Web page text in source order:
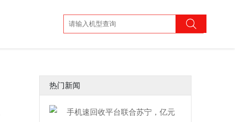
热门新闻
手机速回收平台联合苏宁，亿元